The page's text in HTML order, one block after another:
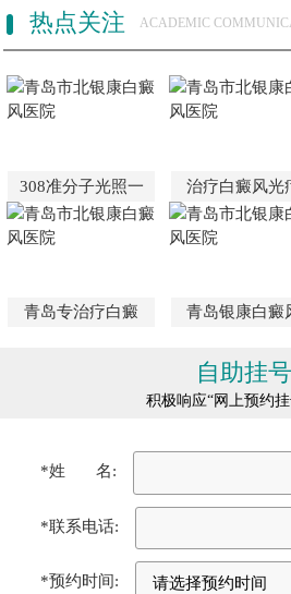
热点关注 ACADEMIC
308准分子光照一 治疗白癜风光
青岛专治疗白癜 青岛银康白癜
自助挂号
积极响应“网上预约
*姓 名:
*联系电话:
*预约时间: